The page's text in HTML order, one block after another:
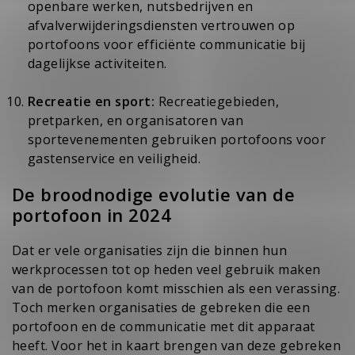
openbare werken, nutsbedrijven en
afvalverwijderingsdiensten vertrouwen op
portofoons voor efficiënte communicatie bij
dagelijkse activiteiten.
Recreatie en sport: Recreatiegebieden,
pretparken, en organisatoren van
sportevenementen gebruiken portofoons voor
gastenservice en veiligheid.
De broodnodige evolutie van de
portofoon in 2024
Dat er vele organisaties zijn die binnen hun
werkprocessen tot op heden veel gebruik maken
van de portofoon komt misschien als een verassing.
Toch merken organisaties de gebreken die een
portofoon en de communicatie met dit apparaat
heeft. Voor het in kaart brengen van deze gebreken